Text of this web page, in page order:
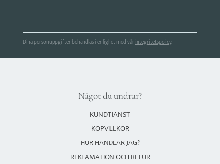
Dina personuppgifter behandlas i enlighet med vårintegritetspolicy.
Något du undrar?
KUNDTJÄNST
KÖPVILLKOR
HUR HANDLAR JAG?
REKLAMATION OCH RETUR